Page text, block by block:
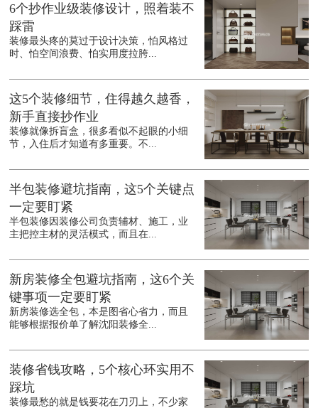
6个抄作业级装修设计，照着装不
踩雷
装修最头疼的莫过于设计决策，怕风格过
时、怕空间浪费、怕实用度拉胯...
这5个装修细节，住得越久越香，
新手直接抄作业
装修就像拆盲盒，很多看似不起眼的小细
节，入住后才知道有多重要。不...
半包装修避坑指南，这5个关键点
一定要盯紧
半包装修因装修公司负责辅材、施工，业
主把控主材的灵活模式，而且在...
新房装修全包避坑指南，这6个关
键事项一定要盯紧
新房装修选全包，本是图省心省力，而且
能够根据报价单了解沈阳装修全...
装修省钱攻略，5个核心环实用不
踩坑
装修最愁的就是钱要花在刀刃上，不少家